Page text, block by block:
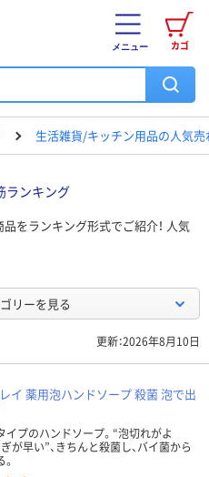
カゴ
メニュー
生活雑貨/キッチン用品の人気
ランキング
をランキング形式でご紹介！ 人気
リーを見る
更新：2026年8月10日
イ 薬用泡ハンドソープ 殺菌 泡で出
イプのハンドソープ。“泡切れがよ
ぎが早い”、きちんと殺菌し、バイ菌から